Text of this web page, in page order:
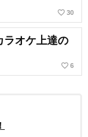
favorite_border 30
ラオケ上達の
favorite_border 6